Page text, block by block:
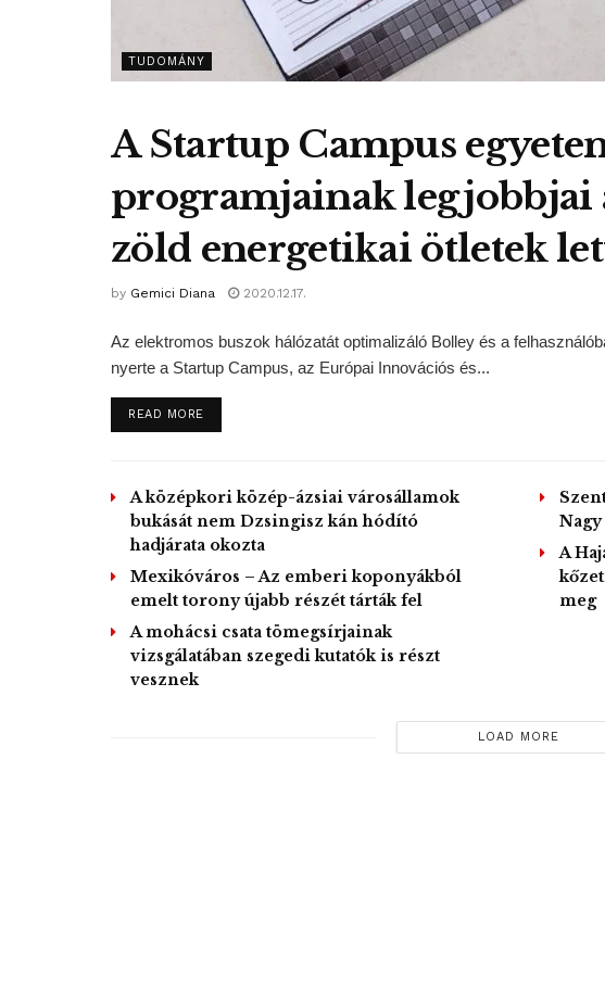
TUDOMÁNY
A Startup Campus
programjainak legjobbjai
zöld energetikai ötletek
by Gemici Diana 2020.12.17.
Az elektromos buszok hálózatát optimalizáló Bolley és a
nyerte a Startup Campus, az Európai Innovációs és...
READ MOREDETAILS
A középkori közép-ázsiai városállamok
bukását nem Dzsingisz kán hódító
hadjárata okozta
Mexikóváros – Az emberi koponyákból
emelt torony újabb részét tárták fel
A mohácsi csata tömegsírjainak
vizsgálatában szegedi kutatók is részt
vesznek
A
meg
LOAD MORE